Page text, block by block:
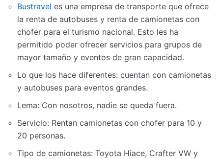
Bustravel es una empresa de transporte que ofrece
la renta de autobuses y renta de camionetas con
chofer para el turismo nacional. Esto les ha
permitido poder ofrecer servicios para grupos de
mayor tamaño y eventos de gran capacidad.
Lo que los hace diferentes: cuentan con camionetas
y autobuses para eventos grandes.
Lema: Con nosotros, nadie se queda fuera.
Servicio: Rentan camionetas con chofer para 10 y
20 personas.
Tipo de camionetas: Toyota Hiace, Crafter VW y